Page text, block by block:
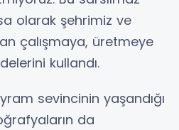
olarak şehrimiz ve
çalışmaya, üretmeye
kullandı.
sevincinin yaşandığı
da